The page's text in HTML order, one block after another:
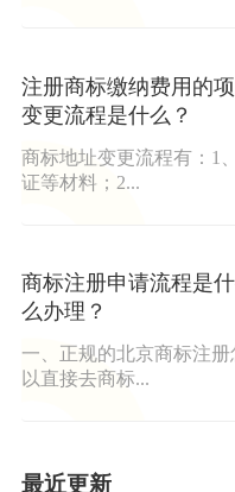
注册商标缴纳费用的
变更流程是什么？
商标地址变更流程有：1
证等材料；2...
商标注册申请流程是
么办理？
一、正规的北京商标注册
以直接去商标...
最近更新